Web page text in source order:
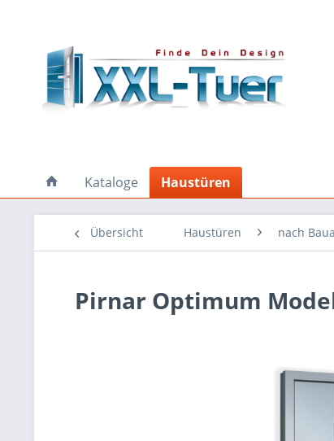
Kataloge Haustüren
Übersicht Haustüren nach
Pirnar Optimum